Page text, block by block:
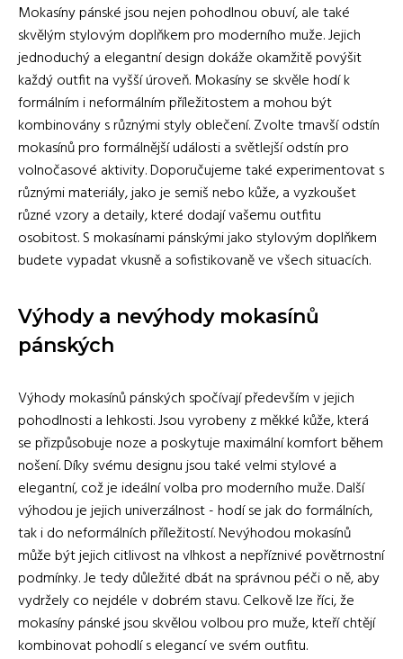
Mokasíny pánské jsou nejen pohodlnou obuví, ale také
skvělým stylovým doplňkem pro moderního muže. Jejich
jednoduchý a elegantní design dokáže okamžitě povýšit
každý outfit na vyšší úroveň. Mokasíny se skvěle hodí k
formálním i neformálním příležitostem a mohou být
kombinovány s různými styly oblečení. Zvolte tmavší odstín
mokasínů pro formálnější události a světlejší odstín pro
volnočasové aktivity. Doporučujeme také experimentovat s
různými materiály, jako je semiš nebo kůže, a vyzkoušet
různé vzory a detaily, které dodají vašemu outfitu
osobitost. S mokasínami pánskými jako stylovým doplňkem
budete vypadat vkusně a sofistikovaně ve všech situacích.
Výhody a nevýhody mokasínů
pánských
Výhody mokasínů pánských spočívají především v jejich
pohodlnosti a lehkosti. Jsou vyrobeny z měkké kůže, která
se přizpůsobuje noze a poskytuje maximální komfort během
nošení. Díky svému designu jsou také velmi stylové a
elegantní, což je ideální volba pro moderního muže. Další
výhodou je jejich univerzálnost - hodí se jak do formálních,
tak i do neformálních příležitostí. Nevýhodou mokasínů
může být jejich citlivost na vlhkost a nepříznivé povětrnostní
podmínky. Je tedy důležité dbát na správnou péči o ně, aby
vydržely co nejdéle v dobrém stavu. Celkově lze říci, že
mokasíny pánské jsou skvělou volbou pro muže, kteří chtějí
kombinovat pohodlí s elegancí ve svém outfitu.